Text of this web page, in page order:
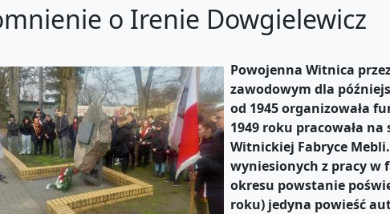
o Irenie Dowgielewicz
Powojenna Witnica
zawodowym dla
od 1945 organizowała
1949 roku pracowała
Witnickiej Fabryce
wyniesionych z pracy w
okresu powstanie
roku) jedyna powieść